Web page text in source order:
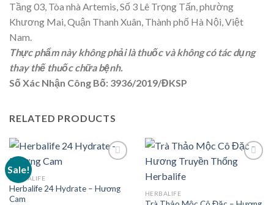
Tầng 03, Tòa nhà Artemis, Số 3 Lê Trọng Tấn, phường
Khương Mai, Quận Thanh Xuân, Thành phố Hà Nội, Việt
Nam.
Thực phẩm này không phải là thuốc và không có tác dụng
thay thế thuốc chữa bệnh.
Số Xác Nhận Công Bố: 3936/2019/ĐKSP
RELATED PRODUCTS
Sale!
HERBALIFE
Herbalife 24 Hydrate – Hương
Cam
HERBALIFE